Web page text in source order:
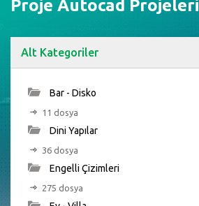
Proje Autocad Projeleri
Alt Kategoriler
Bar - Disko
11 dosya
Dini Yapılar
36 dosya
Engelli Çizimleri
275 dosya